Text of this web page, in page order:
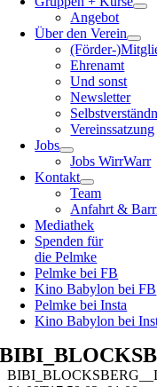
Angebot
Über den Verein
(Förder-
Ehrenamt
Und sonst
Newsletter
Vereinssatzung
Jobs
Jobs WirrWarr
Kontakt
Team
Anfahrt &
Mediathek
Spenden für
die Pelmke
Pelmke bei FB
Kino Babylon bei FB
Pelmke bei Insta
Kino Babylon bei